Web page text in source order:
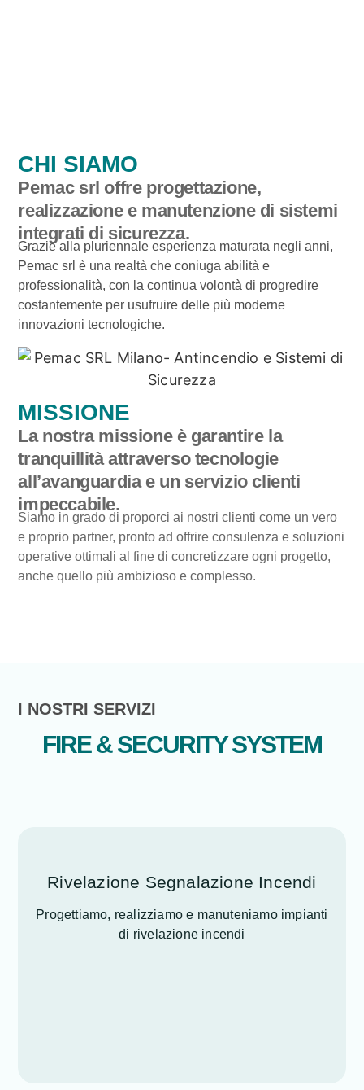
CHI SIAMO
Pemac srl offre progettazione,
realizzazione e manutenzione di sistemi
integrati di sicurezza.
Grazie alla pluriennale esperienza maturata negli anni,
Pemac srl è una realtà che coniuga abilità e
professionalità, con la continua volontà di progredire
costantemente per usufruire delle più moderne
innovazioni tecnologiche.
MISSIONE
La nostra missione è garantire la
tranquillità attraverso tecnologie
all’avanguardia e un servizio clienti
impeccabile.
Siamo in grado di proporci ai nostri clienti come un vero
e proprio partner, pronto ad offrire consulenza e soluzioni
operative ottimali al fine di concretizzare ogni progetto,
anche quello più ambizioso e complesso.
I NOSTRI SERVIZI
FIRE & SECURITY SYSTEM
Rivelazione Segnalazione Incendi
Progettiamo, realizziamo e manuteniamo impianti
di rivelazione incendi